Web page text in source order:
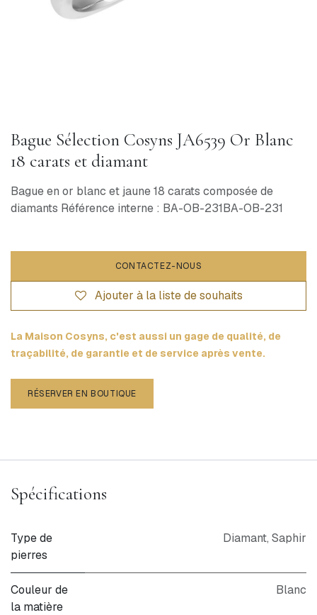
Bague Sélection Cosyns JA6539 Or Blanc
18 carats et diamant
Bague en or blanc et jaune 18 carats composée de
diamants Référence interne : BA-OB-231BA-OB-231
CONTACTEZ-NOUS
Ajouter à la liste de souhaits
La Maison Cosyns, c'est aussi un gage de qualité, de
traçabilité, de garantie et de service après vente.
RÉSERVER EN BOUTIQUE
Spécifications
Type de
pierres
Diamant, Saphir
Couleur de
la matière
Blanc